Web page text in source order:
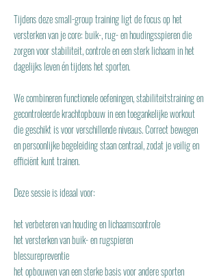
Tijdens deze small-group training ligt de focus op het
versterken van je core: buik-, rug- en houdingsspieren die
zorgen voor stabiliteit, controle en een sterk lichaam in het
dagelijks leven én tijdens het sporten.
We combineren functionele oefeningen, stabiliteitstraining en
gecontroleerde krachtopbouw in een toegankelijke workout
die geschikt is voor verschillende niveaus. Correct bewegen
en persoonlijke begeleiding staan centraal, zodat je veilig en
efficiënt kunt trainen.
Deze sessie is ideaal voor:
het verbeteren van houding en lichaamscontrole
het versterken van buik- en rugspieren
blessurepreventie
het opbouwen van een sterke basis voor andere sporten